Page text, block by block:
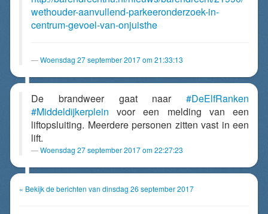
wethouder-aanvullend-parkeeronderzoek-in-
centrum-gevoel-van-onjuisthe
Woensdag 27 september 2017 om 21:33:13
De brandweer gaat naar #DeElfRanken
#Middeldijkerplein voor een melding van een
liftopsluiting. Meerdere personen zitten vast in een
lift.
Woensdag 27 september 2017 om 22:27:23
« Bekijk de berichten van dinsdag 26 september 2017